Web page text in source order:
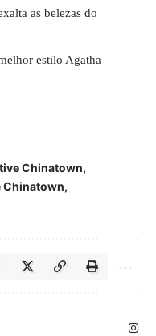
as belezas do
estilo Agatha
Chinatown
Chinatown